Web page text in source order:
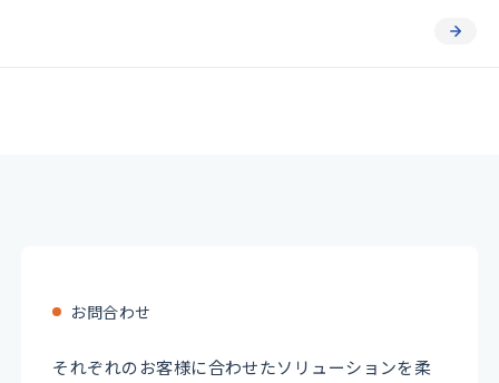
お問合わせ
それぞれのお客様に合わせたソリューションを柔